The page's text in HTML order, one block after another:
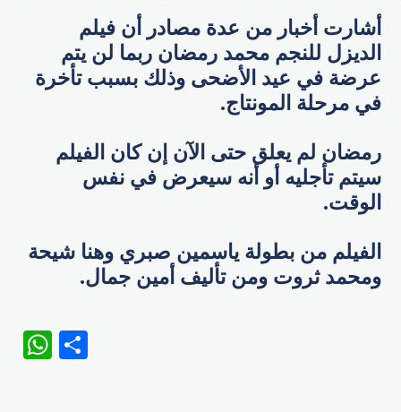
أشارت أخبار من عدة مصادر أن فيلم
الديزل للنجم محمد رمضان ربما لن يتم
عرضة في عيد الأضحى وذلك بسبب تأخرة
في مرحلة المونتاج.
رمضان لم يعلق حتى الآن إن كان الفيلم
سيتم تأجليه أو أنه سيعرض في نفس
الوقت.
الفيلم من بطولة ياسمين صبري وهنا شيحة
ومحمد ثروت ومن تأليف أمين جمال.
WhatsApp